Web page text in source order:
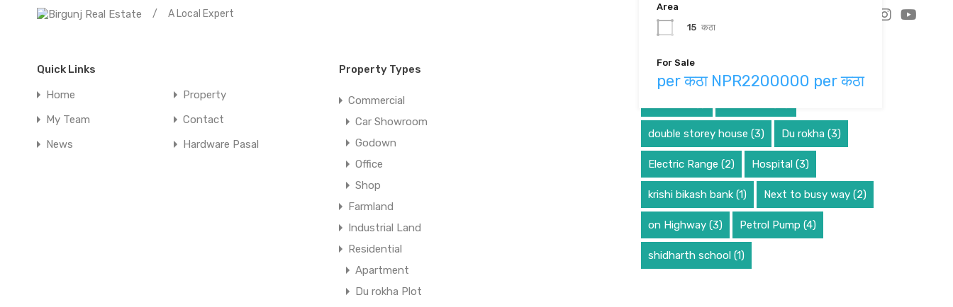
Area
15 कठा
For Sale
per कठा NPR2200000 per कठा
Search
for:
Categories
accident news
Bank News
Comfort
/ A Local Expert
Quick Links
Home
Property
My Team
Contact
News
Hardware Pasal
Property Types
Commercial
Car Showroom
Godown
Office
Shop
Farmland
Industrial Land
Residential
Apartment
Du rokha Plot
Property Features
double storey house (3) Du rokha (3)
Electric Range (2) Hospital (3)
krishi bikash bank (1) Next to busy way (2)
on Highway (3) Petrol Pump (4)
shidharth school (1)